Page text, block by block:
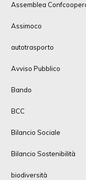
Assemblea
Assimoco
autotrasporto
Avviso Pubblico
Bando
BCC
Bilancio Sociale
Bilancio Sostenibilità
biodiversità